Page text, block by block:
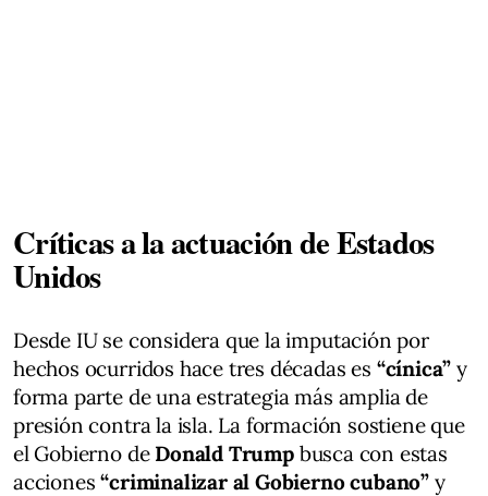
Críticas a la actuación de Estados
Unidos
Desde IU se considera que la imputación por
hechos ocurridos hace tres décadas es “cínica” y
forma parte de una estrategia más amplia de
presión contra la isla. La formación sostiene que
el Gobierno de Donald Trumpbusca con estas
acciones“criminalizar al Gobierno cubano” y